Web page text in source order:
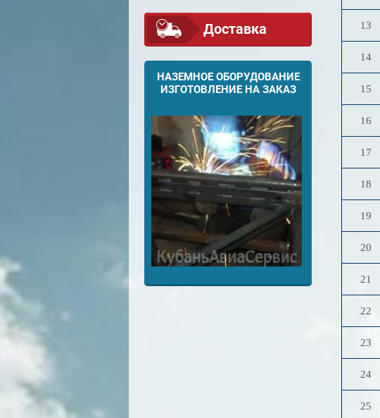
13
14
15
16
17
18
19
20
21
22
23
24
25
Доставка
НАЗЕМНОЕ ОБОРУДОВАНИЕ
ИЗГОТОВЛЕНИЕ НА ЗАКАЗ